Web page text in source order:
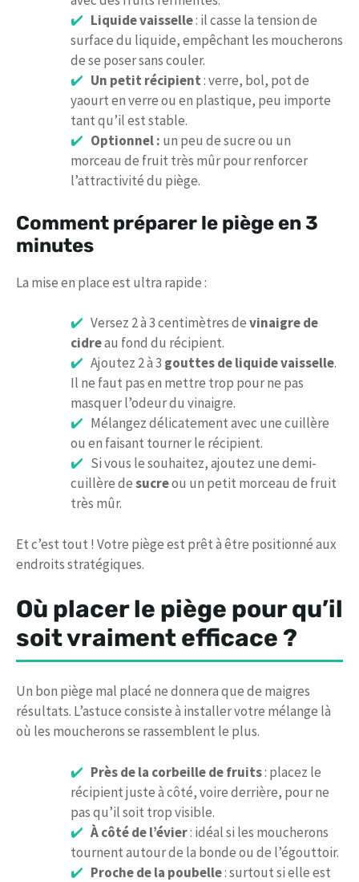
Liquide vaisselle: il casse la tension de
surface du liquide, empêchant les moucherons
de se poser sans couler.
Un petit récipient: verre, bol, pot de
yaourt en verre ou en plastique, peu importe
tant qu’il est stable.
Optionnel : un peu de sucre ou un
morceau de fruit très mûr pour renforcer
l’attractivité du piège.
Comment préparer le piège en 3
minutes
La mise en place est ultra rapide :
Versez 2 à 3 centimètres devinaigre de
cidreau fond du récipient.
Ajoutez 2 à 3 gouttes de liquide vaisselle.
Il ne faut pas en mettre trop pour ne pas
masquer l’odeur du vinaigre.
Mélangez délicatement avec une cuillère
ou en faisant tourner le récipient.
Si vous le souhaitez, ajoutez une demi-
cuillère desucreou un petit morceau de fruit
très mûr.
Et c’est tout ! Votre piège est prêt à être positionné aux
endroits stratégiques.
Où placer le piège pour qu’il
soit vraiment efficace ?
Un bon piège mal placé ne donnera que de maigres
résultats. L’astuce consiste à installer votre mélange là
où les moucherons se rassemblent le plus.
Près de la corbeille de fruits: placez le
récipient juste à côté, voire derrière, pour ne
pas qu’il soit trop visible.
À côté de l’évier: idéal si les moucherons
tournent autour de la bonde ou de l’égouttoir.
Proche de la poubelle: surtout si elle est